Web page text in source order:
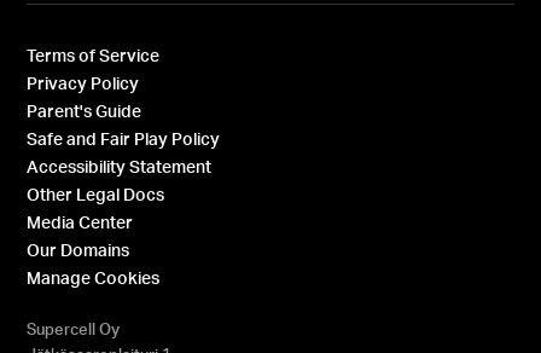
Terms of Service
Privacy Policy
Parent's Guide
Safe and Fair Play Policy
Accessibility Statement
Other Legal Docs
Media Center
Our Domains
Manage Cookies
Supercell Oy